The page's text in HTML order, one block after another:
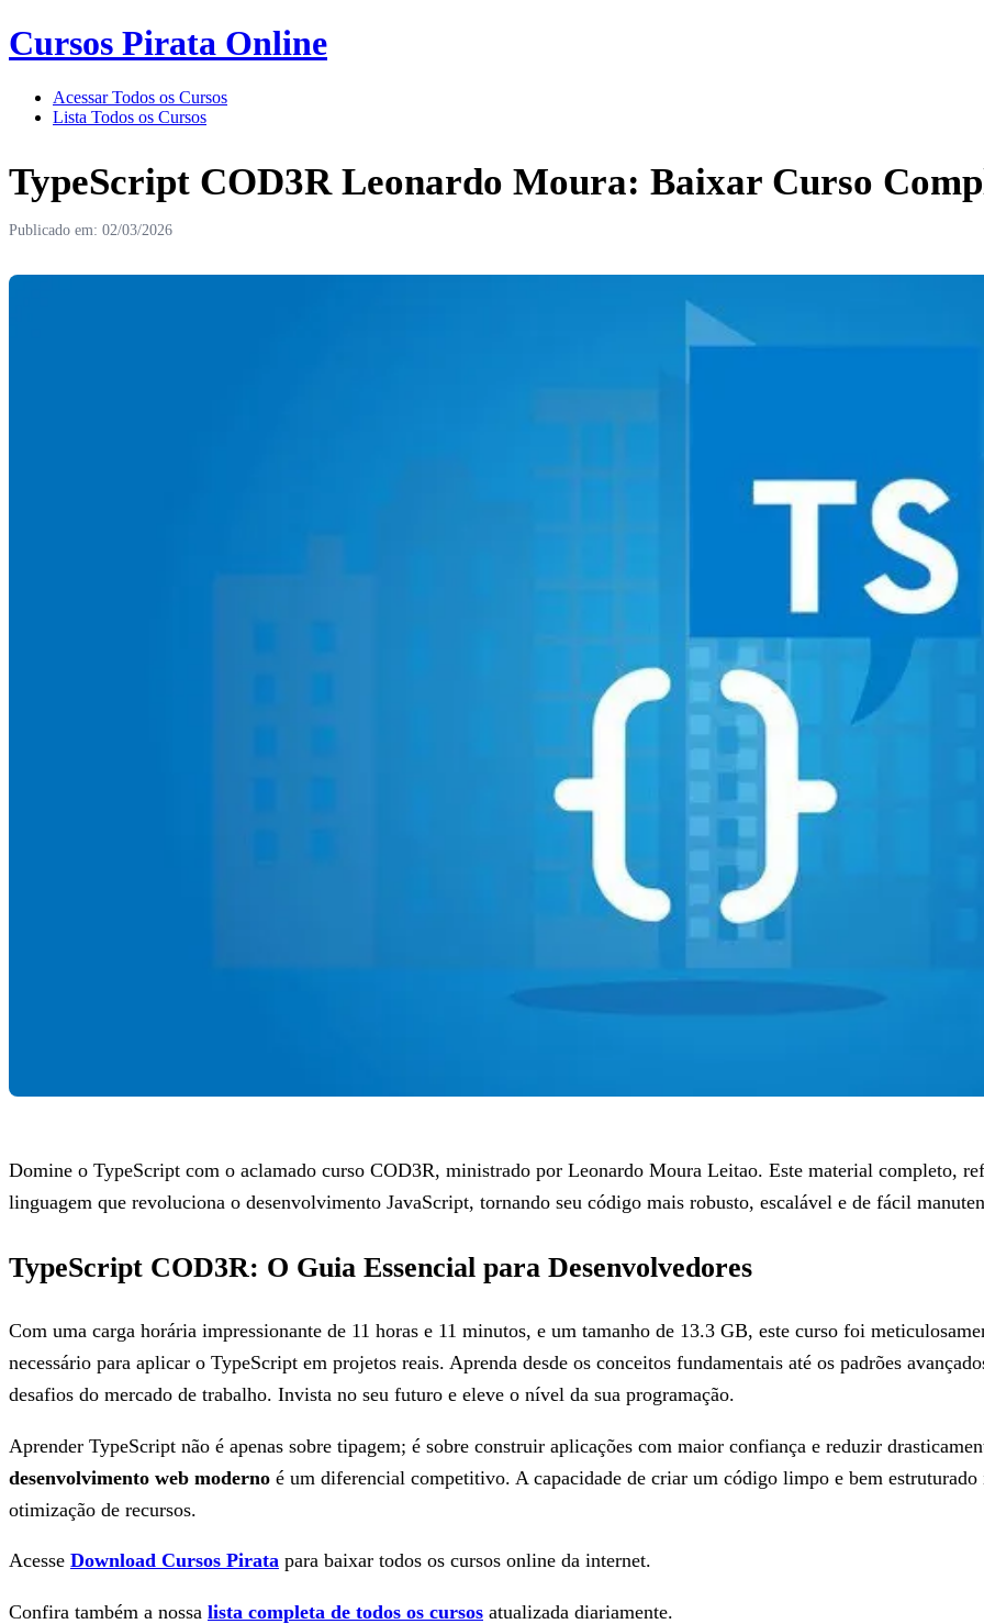
Cursos Pirata Online
Acessar Todos os Cursos
Lista Todos os Cursos
TypeScript COD3R Leonardo Moura: Baixar Curso
Publicado em: 02/03/2026
Domine o TypeScript com o aclamado curso COD3R, ministrado por Leonardo Moura Leitao. Este material completo,
linguagem que revoluciona o desenvolvimento JavaScript, tornando seu código mais robusto, escalável e de fácil
TypeScript COD3R: O Guia Essencial para Desenvolvedores
Com uma carga horária impressionante de 11 horas e 11 minutos, e um tamanho de 13.3 GB, este curso foi
necessário para aplicar o TypeScript em projetos reais. Aprenda desde os conceitos fundamentais até os padrões
desafios do mercado de trabalho. Invista no seu futuro e eleve o nível da sua programação.
Aprender TypeScript não é apenas sobre tipagem; é sobre construir aplicações com maior confiança e reduzir
desenvolvimento web moderno é um diferencial competitivo. A capacidade de criar um código limpo e bem estruturado
otimização de recursos.
Acesse Download Cursos Pirata para baixar todos os cursos online da internet.
Confira também a nossa lista completa de todos os cursos atualizada diariamente.